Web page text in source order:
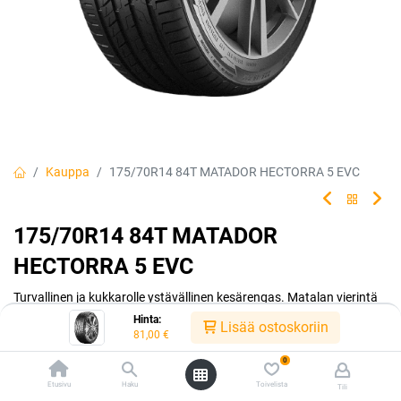
Hinta:
81,00 € Lisää ostoskoriin
Etusivu Haku
0
Toivelista Tili
Kauppa 175/70R14 84T MATADOR HECTORRA 5 EVC
175/70R14 84T MATADOR
HECTORRA 5 EVC
Turvallinen ja kukkarolle ystävällinen kesärengas. Matalan vierintä
vastuksen ansiosta ajat polttoainetta säästäen. Matador made by
Continental.
4050496004590 Tuotekoodi:242243
Tällä tuotteella ei ole kelvollista yhdistelmää.